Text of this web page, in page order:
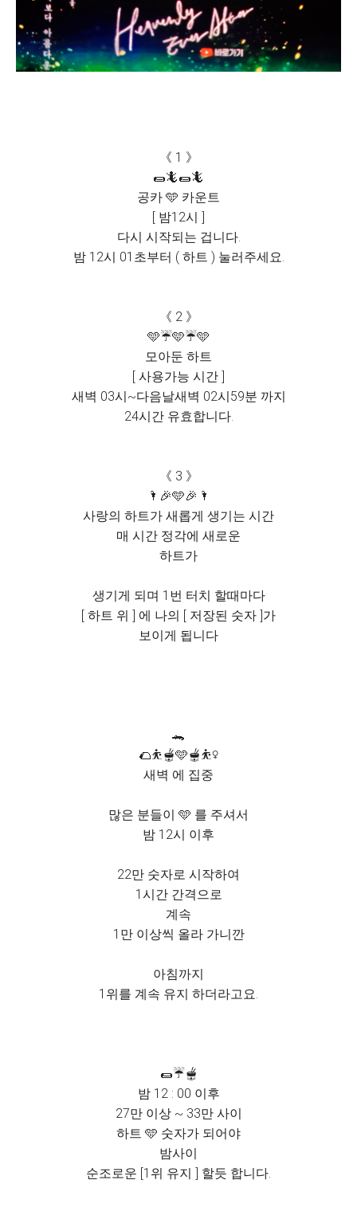
《 1 》
🌯🦎🌯🦎
공카 🩵 카운트
[ 밤12시 ]
다시 시작되는 겁니다.
밤 12시 01초부터 ( 하트 ) 눌러주세요.
《 2 》
🩵☔️🩵☔️🩵
모아둔 하트
[ 사용가능 시간 ]
새벽 03시~다음날새벽 02시59분 까지
24시간 유효합니다.
《 3 》
🌂🎉🩵🎉🌂
사랑의 하트가 새롭게 생기는 시간
매 시간 정각에 새로운
하트가
생기게 되며 1번 터치 할때마다
[ 하트 위 ] 에 나의 [ 저장된 숫자 ]가
보이게 됩니다
🐊
🌮⛹️🫕🩵🫕⛹️‍♀️
새벽 에 집중
많은 분들이 🩵 를 주셔서
밤 12시 이후
22만 숫자로 시작하여
1시간 간격으로
계속
1만 이상씩 올라 가니깐
아침까지
1위를 계속 유지 하더라고요.
🌯☔️🫕
밤 12 : 00 이후
27만 이상 ~ 33만 사이
하트 🩵 숫자가 되어야
밤사이
순조로운 [1위 유지 ] 할듯 합니다.